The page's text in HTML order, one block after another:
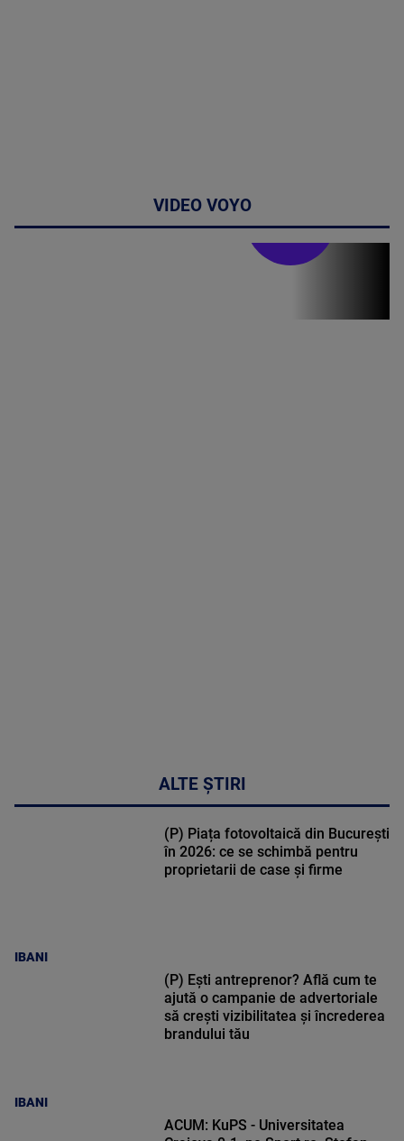
VIDEO VOYO
Stirile PRO TV
ALTE ȘTIRI
IBANI
(P) Piața fotovoltaică din București
în 2026: ce se schimbă pentru
proprietarii de case și firme
IBANI
(P) Ești antreprenor? Află cum te
ajută o campanie de advertoriale
să crești vizibilitatea și încrederea
brandului tău
ACUM: KuPS - Universitatea